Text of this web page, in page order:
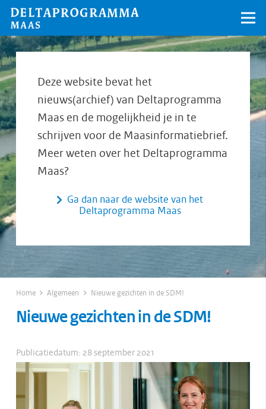
Deze website bevat het
nieuws(archief) van Deltaprogramma
Maas en de mogelijkheid je in te
schrijven voor de Maasinformatiebrief.
Meer weten over het Deltaprogramma
Maas?
Ga dan naar de website van het
Deltaprogramma Maas
Home Algemeen Nieuwe gezichten in de SDM!
Nieuwe gezichten in de SDM!
Publicatiedatum: 28 september 2021